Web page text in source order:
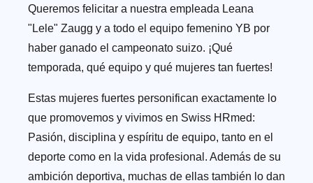
Queremos felicitar a nuestra empleada Leana
"Lele" Zaugg y a todo el equipo femenino YB por
haber ganado el campeonato suizo. ¡Qué
temporada, qué equipo y qué mujeres tan fuertes!
Estas mujeres fuertes personifican exactamente lo
que promovemos y vivimos en Swiss HRmed:
Pasión, disciplina y espíritu de equipo, tanto en el
deporte como en la vida profesional. Además de su
ambición deportiva, muchas de ellas también lo dan